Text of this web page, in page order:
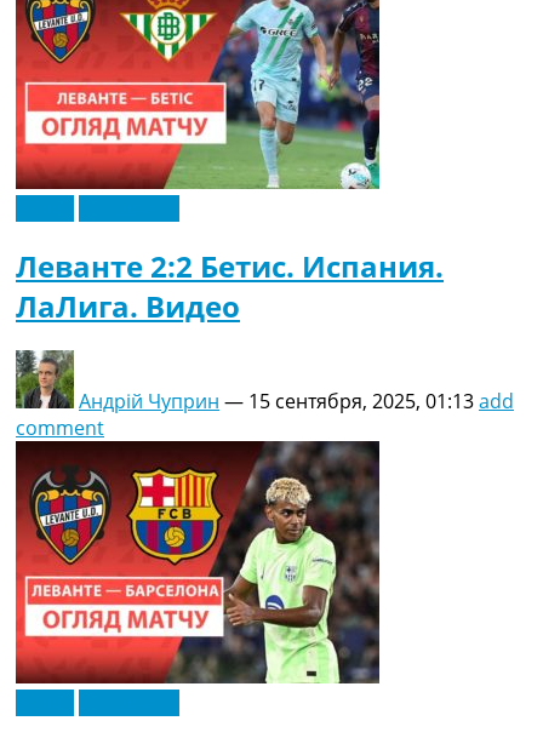
Леванте 2:2 Бетис. Испания.
ЛаЛига. Видео
Андрій Чуприн — 15 сентября, 2025, 01:13add
comment